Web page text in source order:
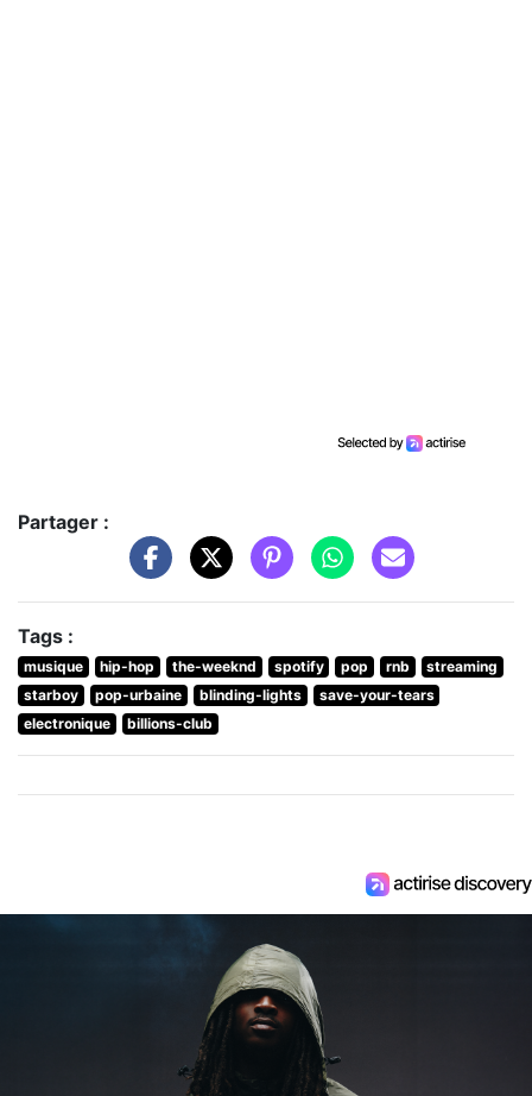
Partager :
Tags :
musique hip-hop the-weeknd spotify pop rnb
streaming
starboy
pop-urbaine blinding-lights
save-your-tears
electronique
billions-club